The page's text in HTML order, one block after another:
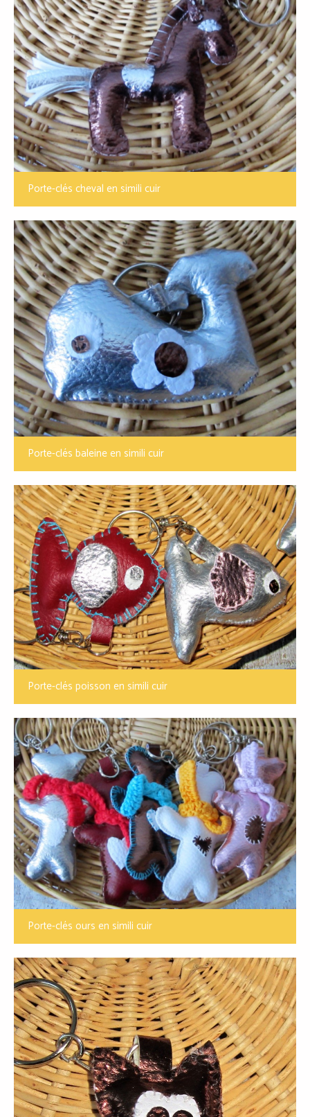
Porte-clés cheval en simili cuir
Porte-clés baleine en simili cuir
Porte-clés poisson en simili cuir
Porte-clés ours en simili cuir